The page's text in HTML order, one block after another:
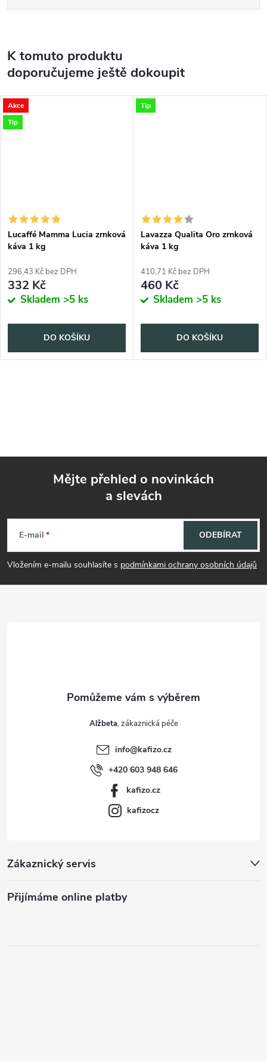
K tomuto produktu
doporučujeme ještě dokoupit
Akce
Tip
Lucaffé Mamma Lucia zrnková
káva 1 kg
296,43 Kč bez DPH
332 Kč
Skladem >5 ks
DO KOŠÍKU
Tip
Lavazza Qualita Oro zrnková
káva 1 kg
410,71 Kč bez DPH
460 Kč
Skladem >5 ks
DO KOŠÍKU
p
a
Mějte přehled o novinkách
a slevách
E-mail
Vložením e-mailu souhlasíte s podmínkami ochrany osobních údajů
ODEBÍRAT
Zákaznický servis
Přijímáme online platby
Alžbeta
info@kafizo.cz
+420 603 948 646
kafizo.cz
kafizocz